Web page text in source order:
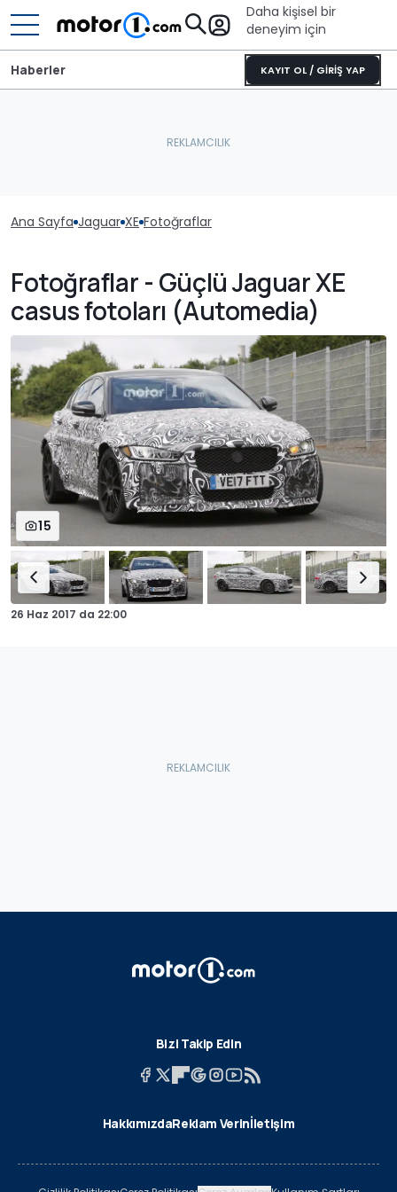
Daha kişisel bir
deneyim için
KAYIT OL / GİRİŞ YAP
Haberler
Ana Sayfa Jaguar XE Fotoğraflar
Fotoğraflar - Güçlü Jaguar XE
casus fotoları (Automedia)
15
26 Haz 2017 da 22:00
Bizi Takip Edin
HakkımızdaReklam Verinİletişim